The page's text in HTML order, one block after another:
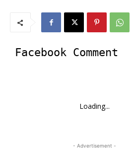
Facebook Comment
Loading...
- Advertisement -